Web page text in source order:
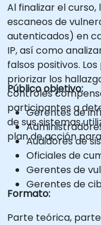
Al finalizar el
escaneos de
autenticados) en
IP, así como
falsos positivos.
priorizar los
controles
participantes a
de sus sistemas
plan de acción
Público objetivo:
Gerentes de
Audidores de
Oficiales de
Gerentes de
Gerentes de
Formato:
Parte teórica,